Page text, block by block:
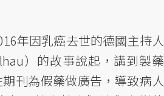
年因乳癌去世的德國主持人
）的故事說起，講到製藥
刊為假藥做廣告，導致病人